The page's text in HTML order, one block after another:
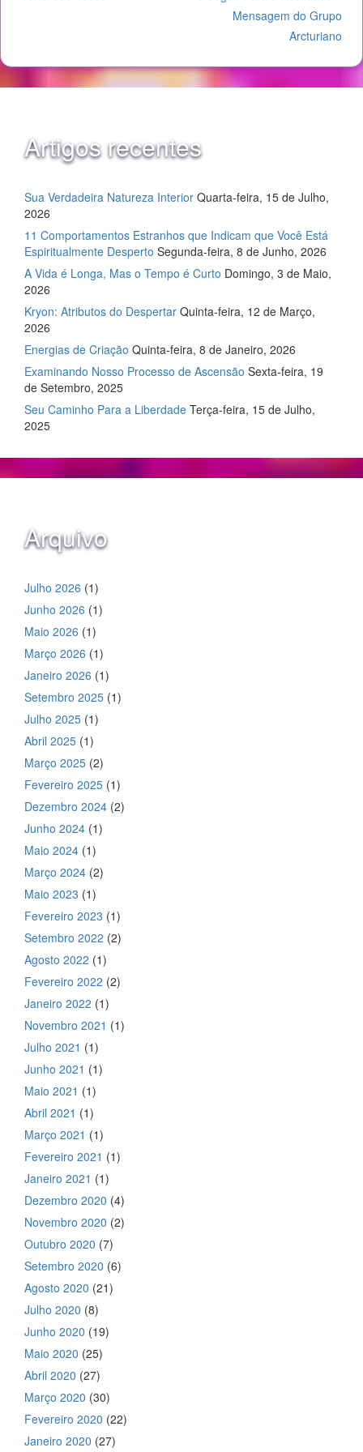
Mensagem do Grupo
Arcturiano
Artigos recentes
Sua Verdadeira Natureza Interior Quarta-feira, 15 de Julho,
2026
11 Comportamentos Estranhos que Indicam que Você Está
Espiritualmente Desperto Segunda-feira, 8 de Junho, 2026
A Vida é Longa, Mas o Tempo é Curto Domingo, 3 de Maio,
2026
Kryon: Atributos do Despertar Quinta-feira, 12 de Março,
2026
Energias de Criação Quinta-feira, 8 de Janeiro, 2026
Examinando Nosso Processo de Ascensão Sexta-feira, 19
de Setembro, 2025
Seu Caminho Para a Liberdade Terça-feira, 15 de Julho,
2025
Arquivo
Julho 2026 (1)
Junho 2026 (1)
Maio 2026 (1)
Março 2026 (1)
Janeiro 2026 (1)
Setembro 2025 (1)
Julho 2025 (1)
Abril 2025 (1)
Março 2025 (2)
Fevereiro 2025 (1)
Dezembro 2024 (2)
Junho 2024 (1)
Maio 2024 (1)
Março 2024 (2)
Maio 2023 (1)
Fevereiro 2023 (1)
Setembro 2022 (2)
Agosto 2022 (1)
Fevereiro 2022 (2)
Janeiro 2022 (1)
Novembro 2021 (1)
Julho 2021 (1)
Junho 2021 (1)
Maio 2021 (1)
Abril 2021 (1)
Março 2021 (1)
Fevereiro 2021 (1)
Janeiro 2021 (1)
Dezembro 2020 (4)
Novembro 2020 (2)
Outubro 2020 (7)
Setembro 2020 (6)
Agosto 2020 (21)
Julho 2020 (8)
Junho 2020 (19)
Maio 2020 (25)
Abril 2020 (27)
Março 2020 (30)
Fevereiro 2020 (22)
Janeiro 2020 (27)